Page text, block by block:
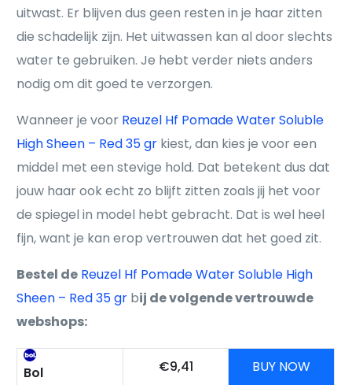
uitwast. Er blijven dus geen resten in je haar zitten
die schadelijk zijn. Het uitwassen kan al door slechts
water te gebruiken. Je hebt verder niets anders
nodig om dit goed te verzorgen.
Wanneer je voor Reuzel Hf Pomade Water Soluble
High Sheen – Red 35 gr kiest, dan kies je voor een
middel met een stevige hold. Dat betekent dus dat
jouw haar ook echt zo blijft zitten zoals jij het voor
de spiegel in model hebt gebracht. Dat is wel heel
fijn, want je kan erop vertrouwen dat het goed zit.
Bestel de Reuzel Hf Pomade Water Soluble High
Sheen – Red 35 gr bij de volgende vertrouwde
webshops:
Bol €9,41 BUY NOW